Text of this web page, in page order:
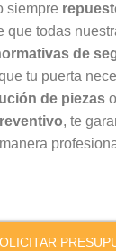
siempre
que todas
de
tu puerta
de piezas
, te